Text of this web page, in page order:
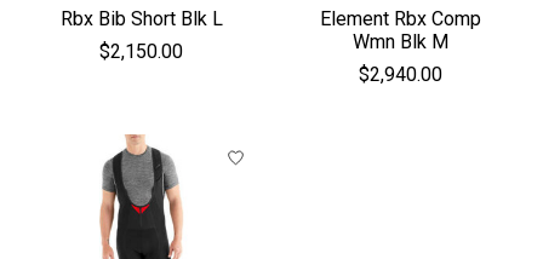
Rbx Bib Short Blk L
$2,150.00
Element Rbx Comp
Wmn Blk M
$2,940.00